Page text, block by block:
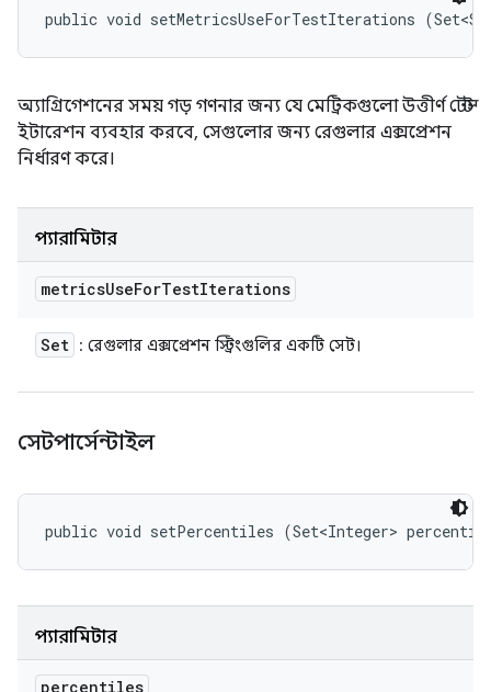
public void setMetricsUseForTestIterations
অ্যাগ্রিগেশনের সময় গড় গণনার জন্য যে মেট্রিকগুলো উত্তীর্ণ টেস্ট
ইটারেশন ব্যবহার করবে, সেগুলোর জন্য রেগুলার এক্সপ্রেশন
নির্ধারণ করে।
প্যারামিটার
metricsUseForTestIterations
Set : রেগুলার এক্সপ্রেশন স্ট্রিংগুলির একটি সেট।
সেটপার্সেন্টাইল
public void setPercentiles (Set<Integer>
প্যারামিটার
percentiles